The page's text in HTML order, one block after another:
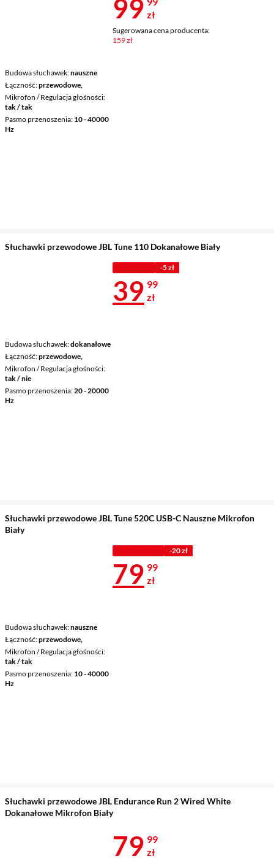
Budowa słuchawek nauszne
Łączność przewodowe,
Mikrofon / Regulacja głośności
tak / tak
Pasmo przenoszenia 10 - 40000
Hz
Cena 99,99
99 zł
Sugerowana cena producenta:
159 zł
Słuchawki przewodowe JBL Tune 110 Dokanałowe Biały
Budowa słuchawek dokanałowe
Łączność przewodowe,
Mikrofon / Regulacja głośności
tak / nie
Pasmo przenoszenia 20 - 20000
Hz
-5 zł
Cena 39,99
39 99
zł
Słuchawki przewodowe JBL Tune 520C USB-C Nauszne Mikrofon
Biały
Budowa słuchawek nauszne
Łączność przewodowe,
Mikrofon / Regulacja głośności
tak / tak
Pasmo przenoszenia 10 - 40000
Hz
-20 zł
Cena 79,99
79 99
zł
Słuchawki przewodowe JBL Endurance Run 2 Wired White
Dokanałowe Mikrofon Biały
Cena 79,99
79 99
zł